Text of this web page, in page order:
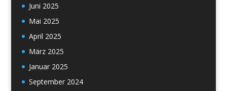
Juni 2025
Mai 2025
April 2025
März 2025
Januar 2025
September 2024